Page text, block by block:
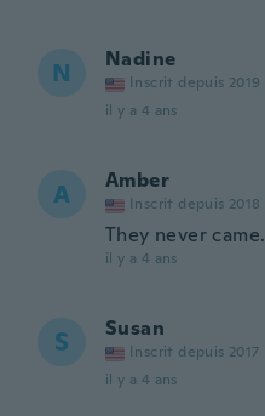
N Nadine
Inscrit depuis 2019
il y a 4 ans
A Amber
Inscrit depuis 2018
They never came.
il y a 4 ans
S Susan
Inscrit depuis 2017
il y a 4 ans